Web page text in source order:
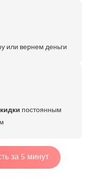
или вернем деньги
постоянным
за 5 минут